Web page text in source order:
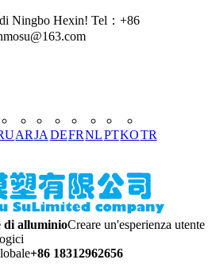
Ningbo Hexin! Tel：+86
ARJA DEFR NLPTKOTR
di alluminioCreare un'esperienza utente
+86 18312962656